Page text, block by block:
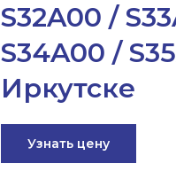
S32A00 /
S34A00 /
Иркутске
Узнать цену